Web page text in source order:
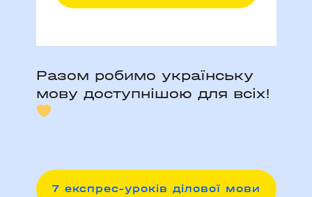
Разом робимо українську
мову доступнішою для всіх!
7 експрес-уроків ділової мови